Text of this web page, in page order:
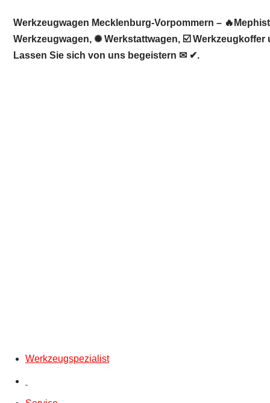
Werkzeugwagen Mecklenburg-Vorpommern –
Werkzeugwagen, ✺ Werkstattwagen, ☑️
Lassen Sie sich von uns begeistern ✉ ✔.
Werkzeugspezialist